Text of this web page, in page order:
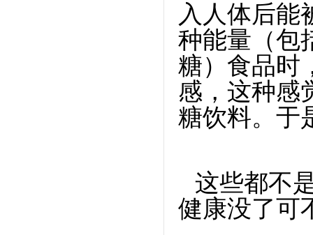
入人体后能
种能量（包
糖）食品时
感，这种感
糖饮料。于
这些都不
健康没了可